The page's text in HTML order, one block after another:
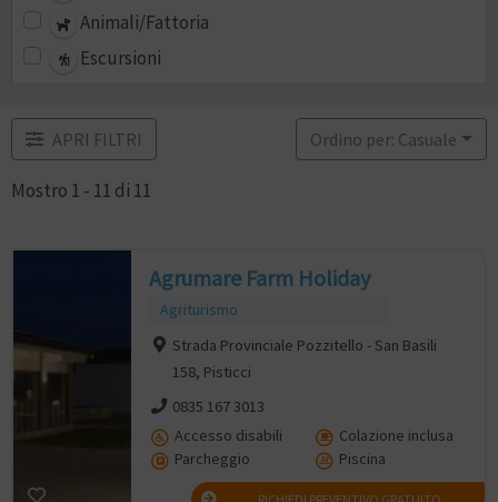
Animali/Fattoria
Escursioni
APRI FILTRI
Mostro 1 - 11 di 11
Ordino per: Casuale
Agrumare Farm Holiday
Agriturismo
Strada Provinciale Pozzitello - San Basili
158, Pisticci
0835 167 3013
Accesso disabili
Colazione inclusa
Parcheggio
Piscina
RICHIEDI PREVENTIVO GRATUITO